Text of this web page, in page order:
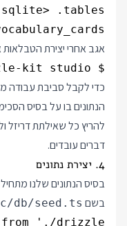
אגב אחרי יצירת
$ npx drizzle-kit studio
כדי לקבל סביבת עבודה
הנתונים בו על בסיס
להריץ כל שאילתת דריזל
דברים עובדים.
4. יצירת נתונים
בסיס הנתונים שלנו מתחיל
בשם db/seed.ts